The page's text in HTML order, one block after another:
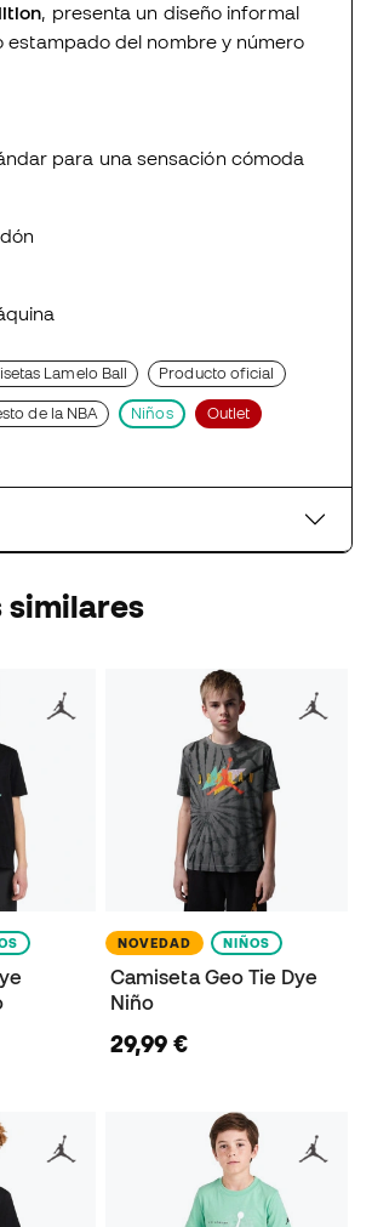
, presenta un diseño informal
estampado del nombre y número
para una sensación cómoda
Lamelo Ball Producto oficial
de la NBA Niños Outlet
similares
NOVEDAD NIÑOS
Camiseta Geo Tie Dye
Niño
29,99 €